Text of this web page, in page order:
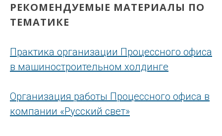
РЕКОМЕНДУЕМЫЕ МАТЕРИАЛЫ ПО
ТЕМАТИКЕ
Практика организации Процессного офиса
в машиностроительном холдинге
Организация работы Процессного офиса в
компании «Русский свет»